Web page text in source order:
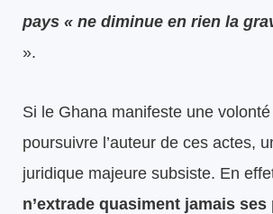
pays « ne diminue en rien la
».
Si le Ghana manifeste une
poursuivre l’auteur de ces actes,
juridique majeure subsiste. En
n’extrade quasiment jamais